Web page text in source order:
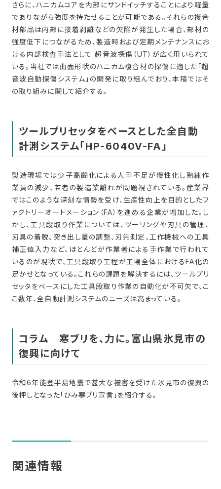
さらに、ハニカムコアを内部にサンドイッチすることにより軽量
でありながら強度を持たせることが可能である。それらの複合
材部品は内部に接着剥離などの欠陥が発生した場合、部材の
強度低下につながるため、製造時および定期メンテナンスにお
ける内部検査手法として 超音波探傷（UT）が広く用いられて
いる。当社では曲面形状のハニカム複合材の探傷に適した「超
音波自動探傷システム」の開発に取り組んでおり、本稿ではそ
の取り組みに関して紹介する。
ツールプリセッタをベースとした全自動
計測システム「HP-6040V-FA」
製造現場では少子高齢化による人手不足が慢性化し熟練作
業員の減少、若者の製造業離れが問題視されている。産業界
ではこのような深刻な情勢を受け、生産性向上を目的としたフ
ァクトリーオートメーション（FA）を進める企業が増加した。し
かし、工具段取り作業については、ツーリングや刃具の管理、
刃具の着脱、突き出し量の調整、刃先測定、工作機械への工具
補正値入力など、ほとんどが作業者による手作業で行われて
いるのが現状で、工具段取り工程が工場全体におけるFA化の
足かせとなっている。これらの課題を解決するには、ツールプリ
セッタをベースにした工具段取り作業の自動化が不可欠で、こ
こ数年、全自動計測システムのニーズは高まっている。
コラム 寒ブリを、力に。富山県氷見市の
復興に向けて
令和6年能登半島地震で甚大な被害を受けた氷見市の復興の
後押しとなった「ひみ寒ブリ宣言」を紹介する。
関連情報